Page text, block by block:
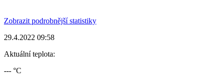
Zobrazit podrobnější statistiky
29.4.2022 09:58
Aktuální teplota:
--- °C